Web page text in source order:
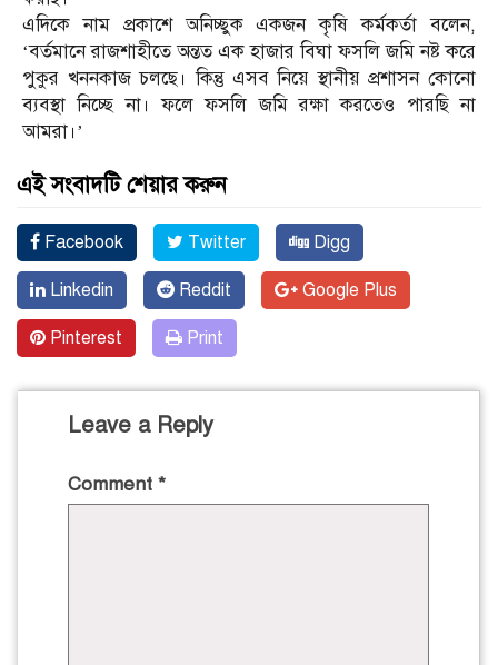
এদিকে নাম প্রকাশে অনিচ্ছুক একজন কৃষি কর্মকর্তা বলেন,
‘বর্তমানে রাজশাহীতে অন্তত এক হাজার বিঘা ফসলি জমি নষ্ট করে
পুকুর খননকাজ চলছে। কিন্তু এসব নিয়ে স্থানীয় প্রশাসন কোনো
ব্যবস্থা নিচ্ছে না। ফলে ফসলি জমি রক্ষা করতেও পারছি না
আমরা।’
এই সংবাদটি শেয়ার করুন
Facebook Twitter Digg
Linkedin Reddit Google Plus
Pinterest Print
Leave a Reply
Comment *